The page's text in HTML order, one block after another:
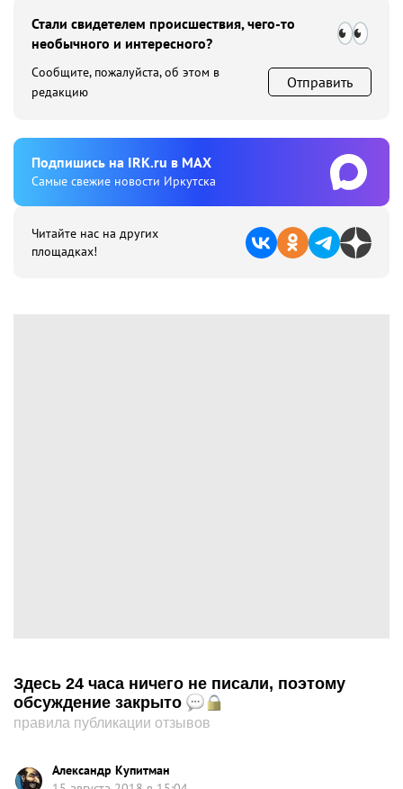
Стали свидетелем происшествия, чего-то
необычного и интересного?
Сообщите, пожалуйста, об этом в
редакцию
Отправить
Подпишиcь на IRK.ru в MAX
Cамые свежие новости Иркутска
Читайте нас на других
площадках!
Здесь 24 часа ничего не писали, поэтому
обсуждение закрыто
правила публикации отзывов
Александр Купитман